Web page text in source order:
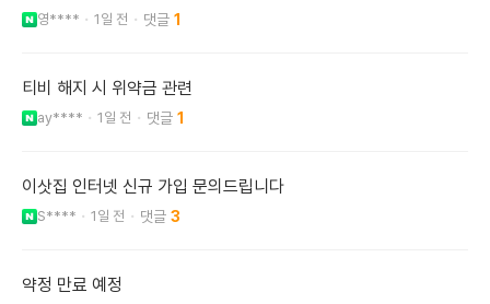
영**** 1일 전 1
티비 해지 시 위약금 관련
ay**** 1일 전 1
이삿집 인터넷 신규 가입 문의드립니다
S**** 1일 전 3
약정 만료 예정